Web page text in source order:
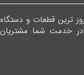
ترین قطعات و دستگاه
خدمت شما مشتریان